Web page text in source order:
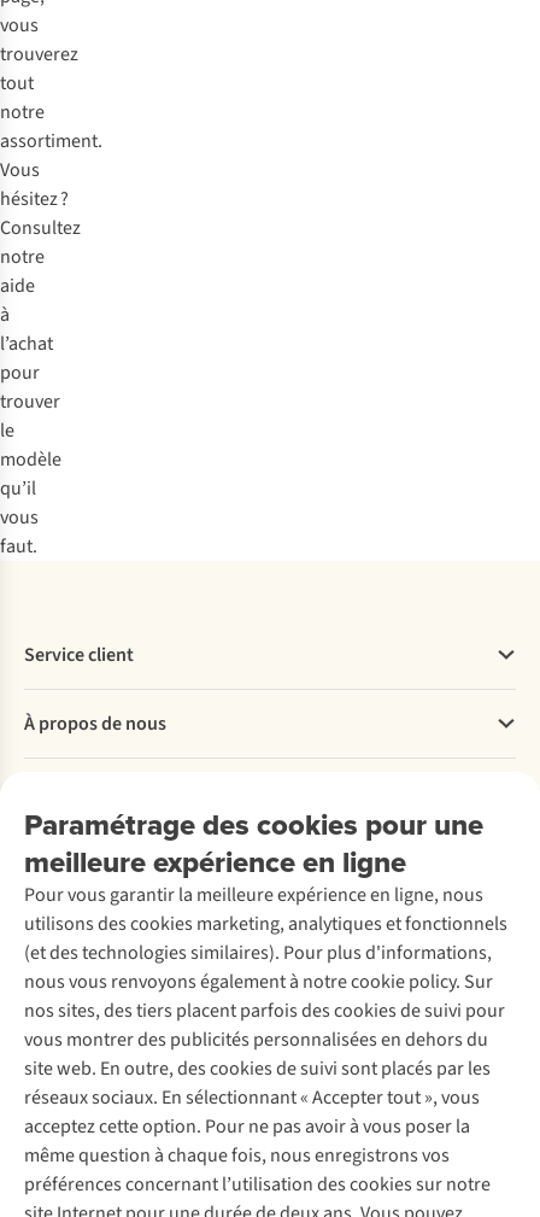
vous
trouverez
tout
notre
assortiment.
Vous
hésitez ?
Consultez
notre
aide
à
l’achat
pour
trouver
le
modèle
qu’il
vous
faut.
Paramétrage des cookies pour une
meilleure expérience en ligne
Pour vous garantir la meilleure expérience en ligne, nous
utilisons des cookies marketing, analytiques et fonctionnels
(et des technologies similaires). Pour plus d'informations,
nous vous renvoyons également à notre cookie policy. Sur
nos sites, des tiers placent parfois des cookies de suivi pour
vous montrer des publicités personnalisées en dehors du
site web. En outre, des cookies de suivi sont placés par les
réseaux sociaux. En sélectionnant « Accepter tout », vous
acceptez cette option. Pour ne pas avoir à vous poser la
même question à chaque fois, nous enregistrons vos
préférences concernant l’utilisation des cookies sur notre
Service client
Commander
Payer
Retourner
Rétractation d'une commande
Entretien & réparations
Garantie
Contactez-nous
À propos de nous
Entreprise responsable
À propos d’Ayacucho
Nos magasins
À propos d’A.S.Adventure
Déclaration d'accessibilité
Location / Location sports d’hiver
Seconde-main
Entretien de ski
Service de lavage
Entretien de chaussures
Réparation de chaussures
Réparation de vêtements
Retouches
Pour les entreprises
Découvrez
A.S.Magazine
Explore Camp
Gear Check
Expertise & conseils
Abonnez-vous à la newsletter
Suivez-nous